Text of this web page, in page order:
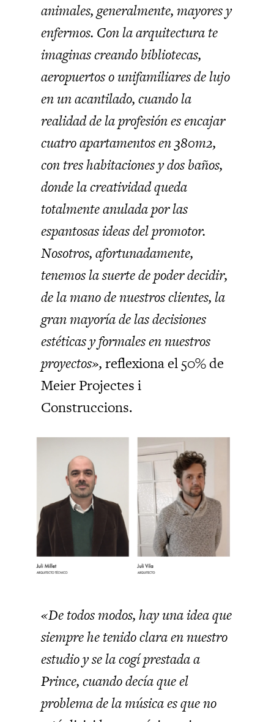
animales, generalmente, mayores y
enfermos. Con la arquitectura te
imaginas creando bibliotecas,
aeropuertos o unifamiliares de lujo
en un acantilado, cuando la
realidad de la profesión es encajar
cuatro apartamentos en 380m2,
con tres habitaciones y dos baños,
donde la creatividad queda
totalmente anulada por las
espantosas ideas del promotor.
Nosotros, afortunadamente,
tenemos la suerte de poder decidir,
de la mano de nuestros clientes, la
gran mayoría de las decisiones
estéticas y formales en nuestros
proyectos»,reflexiona el 50% de
Meier Projectes i
Construccions.
«De todos modos, hay una idea que
siempre he tenido clara en nuestro
estudio y se la cogí prestada a
Prince, cuando decía que el
problema de la música es que no